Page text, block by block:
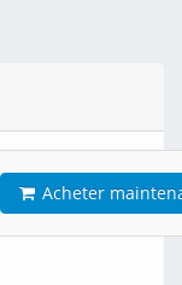
Acheter